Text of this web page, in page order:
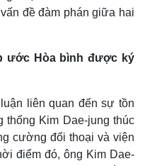
đề đàm phán giữa hai
ước Hòa bình được ký
liên quan đến sự tồn
thống Kim Dae-jung thúc
cường đối thoại và viện
điểm đó, ông Kim Dae-